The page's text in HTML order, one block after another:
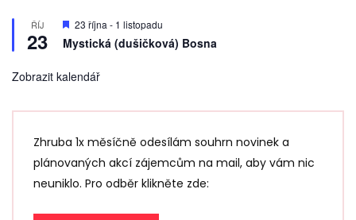
ŘÍJ
23
D
p
r
e
é
23 října - 1 listopadu
Mystická (dušičková) Bosna
Zobrazit kalendář
Zhruba 1x měsíčně odesílám souhrn novinek a
plánovaných akcí zájemcům na mail, aby vám nic
neuniklo. Pro odběr klikněte zde: